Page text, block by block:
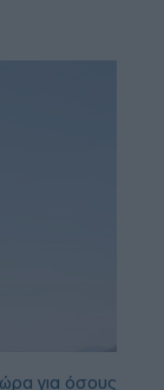
για όσους